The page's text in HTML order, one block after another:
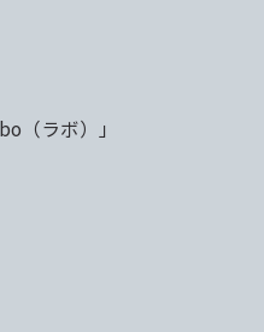
（ラボ）」